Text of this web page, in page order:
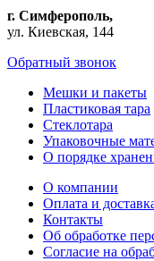
г. Симферополь,
ул. Киевская, 144
Обратный звонок
Мешки и пакеты
Пластиковая тара
Стеклотара
Упаковочные
О порядке
О компании
Оплата и
Контакты
Об обработке
Согласие на